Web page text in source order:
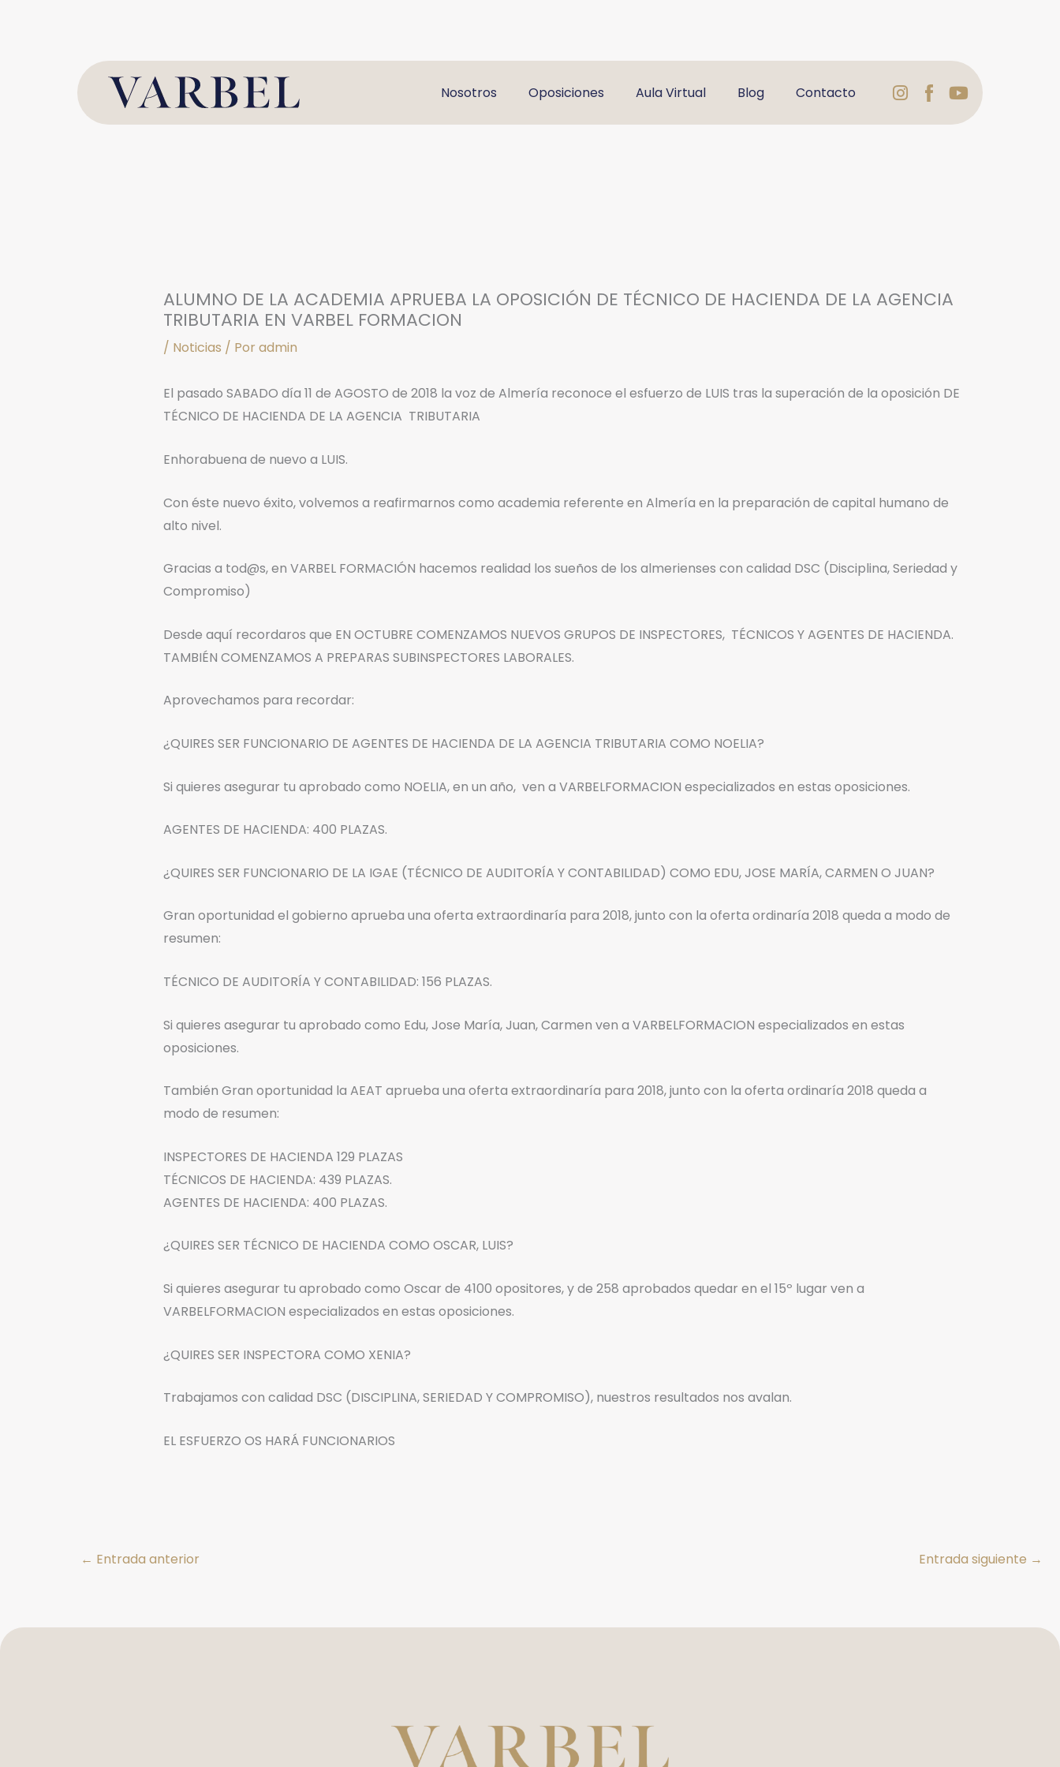
Nosotros
Oposiciones Aula Virtual Blog Contacto Instagram
Logo
Facebook
Youtube
ALUMNO DE LA ACADEMIA APRUEBA LA OPOSICIÓN DE TÉCNICO DE HACIENDA DE LA AGENCIA
TRIBUTARIA EN VARBEL FORMACION
/ Noticias / Poradmin
El pasado SABADO día 11 de AGOSTO de 2018 la voz de Almería reconoce el esfuerzo de LUIS tras la superación de la oposición DE
TÉCNICO DE HACIENDA DE LA AGENCIA TRIBUTARIA
Enhorabuena de nuevo a LUIS.
Con éste nuevo éxito, volvemos a reafirmarnos como academia referente en Almería en la preparación de capital humano de
alto nivel.
Gracias a tod@s, en VARBEL FORMACIÓN hacemos realidad los sueños de los almerienses con calidad DSC (Disciplina, Seriedad y
Compromiso)
Desde aquí recordaros que EN OCTUBRE COMENZAMOS NUEVOS GRUPOS DE INSPECTORES, TÉCNICOS Y AGENTES DE HACIENDA.
TAMBIÉN COMENZAMOS A PREPARAS SUBINSPECTORES LABORALES.
Aprovechamos para recordar:
¿QUIRES SER FUNCIONARIO DE AGENTES DE HACIENDA DE LA AGENCIA TRIBUTARIA COMO NOELIA?
Si quieres asegurar tu aprobado como NOELIA, en un año, ven a VARBELFORMACION especializados en estas oposiciones.
AGENTES DE HACIENDA: 400 PLAZAS.
¿QUIRES SER FUNCIONARIO DE LA IGAE (TÉCNICO DE AUDITORÍA Y CONTABILIDAD) COMO EDU, JOSE MARÍA, CARMEN O JUAN?
Gran oportunidad el gobierno aprueba una oferta extraordinaría para 2018, junto con la oferta ordinaría 2018 queda a modo de
resumen:
TÉCNICO DE AUDITORÍA Y CONTABILIDAD: 156 PLAZAS.
Si quieres asegurar tu aprobado como Edu, Jose María, Juan, Carmen ven a VARBELFORMACION especializados en estas
oposiciones.
También Gran oportunidad la AEAT aprueba una oferta extraordinaría para 2018, junto con la oferta ordinaría 2018 queda a
modo de resumen:
INSPECTORES DE HACIENDA 129 PLAZAS
TÉCNICOS DE HACIENDA: 439 PLAZAS.
AGENTES DE HACIENDA: 400 PLAZAS.
¿QUIRES SER TÉCNICO DE HACIENDA COMO OSCAR, LUIS?
Si quieres asegurar tu aprobado como Oscar de 4100 opositores, y de 258 aprobados quedar en el 15º lugar ven a
VARBELFORMACION especializados en estas oposiciones.
¿QUIRES SER INSPECTORA COMO XENIA?
Trabajamos con calidad DSC (DISCIPLINA, SERIEDAD Y COMPROMISO), nuestros resultados nos avalan.
EL ESFUERZO OS HARÁ FUNCIONARIOS
← Entrada anterior Entrada siguiente →